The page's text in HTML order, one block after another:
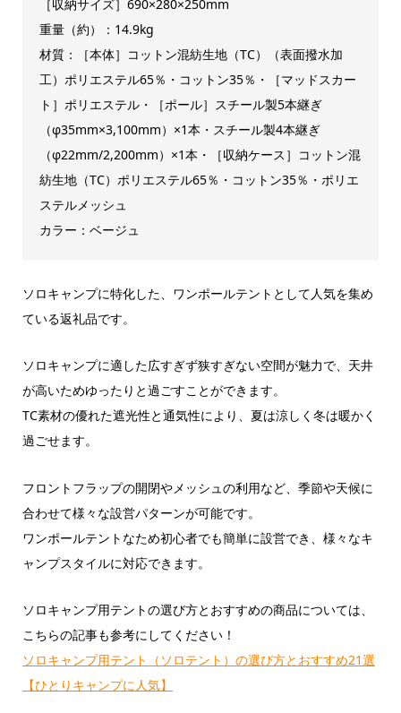
［収納サイズ］690×280×250mm
重量（約）：14.9kg
材質：［本体］コットン混紡生地（TC）（表面撥水加
工）ポリエステル65％・コットン35％・［マッドスカー
ト］ポリエステル・［ポール］スチール製5本継ぎ
（φ35mm×3,100mm）×1本・スチール製4本継ぎ
（φ22mm/2,200mm）×1本・［収納ケース］コットン混
紡生地（TC）ポリエステル65％・コットン35％・ポリエ
ステルメッシュ
カラー：ベージュ
ソロキャンプに特化した、ワンポールテントとして人気を集め
ている返礼品です。
ソロキャンプに適した広すぎず狭すぎない空間が魅力で、天井
が高いためゆったりと過ごすことができます。
TC素材の優れた遮光性と通気性により、夏は涼しく冬は暖かく
過ごせます。
フロントフラップの開閉やメッシュの利用など、季節や天候に
合わせて様々な設営パターンが可能です。
ワンポールテントなため初心者でも簡単に設営でき、様々なキ
ャンプスタイルに対応できます。
ソロキャンプ用テントの選び方とおすすめの商品については、
こちらの記事も参考にしてください！
ソロキャンプ用テント（ソロテント）の選び方とおすすめ21選
【ひとりキャンプに人気】